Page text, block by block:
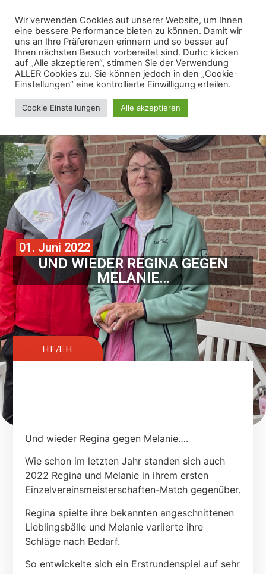
01. Juni 2022
UND WIEDER REGINA GEGEN
MELANIE…
H.F./E.H.
Und wieder Regina gegen Melanie….
Wie schon im letzten Jahr standen sich auch
2022 Regina und Melanie in ihrem ersten
Einzelvereinsmeisterschaften-Match gegenüber.
Regina spielte ihre bekannten angeschnittenen
Lieblingsbälle und Melanie variierte ihre
Schläge nach Bedarf.
So entwickelte sich ein Erstrundenspiel auf sehr
Wir verwenden Cookies auf unserer Website, um Ihnen
eine bessere Performance bieten zu können. Damit wir
uns an Ihre Präferenzen erinnern und so besser auf
Ihren nächsten Besuch vorbereitet sind. Durhc klicken
auf „Alle akzeptieren“, stimmen Sie der Verwendung
ALLER Cookies zu. Sie können jedoch in den „Cookie-
Einstellungen“ eine kontrollierte Einwilligung erteilen.
Cookie Einstellungen Alle akzeptieren